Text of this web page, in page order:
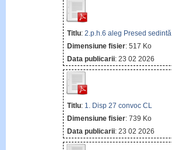
Titlu: 2.p.h.6 aleg Presed sedintă
Dimensiune fisier: 517 Ko
Data publicarii: 23 02 2026
Titlu: 1. Disp 27 convoc CL
Dimensiune fisier: 739 Ko
Data publicarii: 23 02 2026